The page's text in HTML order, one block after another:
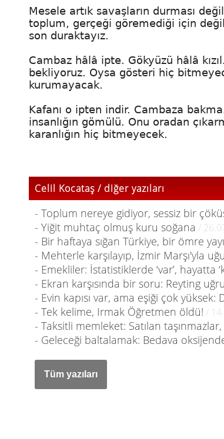
Mesele artık savaşların durması
toplum, gerçeği göremediği için
son duraktayız.
Cambaz hâlâ ipte. Gökyüzü hâlâ
bekliyoruz. Oysa gösteri hiç
kurumayacak.
Kafanı o ipten indir. Cambaza
insanlığın gömülü. Onu oradan
karanlığın hiç bitmeyecek.
Celil Kocataş / diğer yazıları
- Toplum nereye gidiyor, sessiz bir
- Yiğit muhtaç olmuş kuru soğana /
- Bir haftaya sığan Türkiye, bir ömre
- Mehterle karşılayıp, İzmir Marşı'yla
- Emekliler: İstatistiklerde ‘var’, hayatta
- Ekran karşısında bir soru: Reyting
- Evin kapısı var, ama eşiği çok
- Tek kelime, Irmak Öğretmen öldü! /
- Taksitli memleket: Satılan
- Geleceği baltalamak: Bedava